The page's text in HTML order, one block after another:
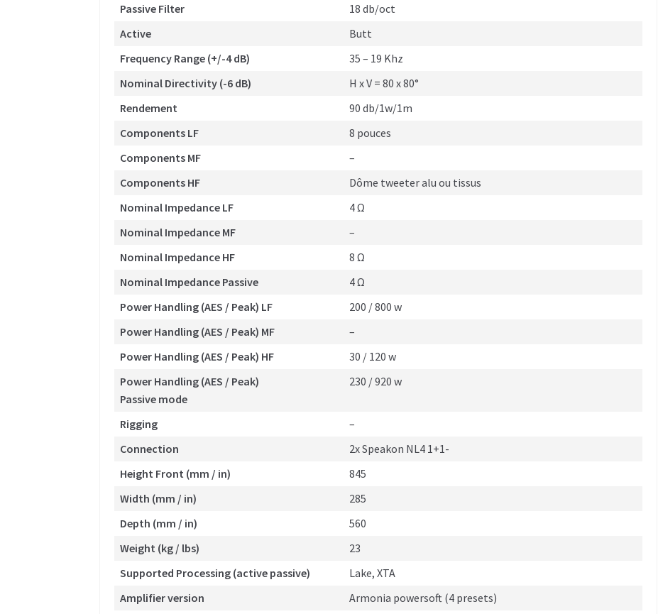
Passive Filter
18 db/oct
Active
Butt
Frequency Range (+/-4 dB)
35 – 19 Khz
Nominal Directivity (-6 dB)
H x V = 80 x 80°
Rendement
90 db/1w/1m
Components LF
8 pouces
Components MF
–
Components HF
Dôme tweeter alu ou tissus
Nominal Impedance LF
4 Ω
Nominal Impedance MF
–
Nominal Impedance HF
8 Ω
Nominal Impedance Passive
4 Ω
Power Handling (AES / Peak) LF
200 / 800 w
Power Handling (AES / Peak) MF
–
Power Handling (AES / Peak) HF
30 / 120 w
Power Handling (AES / Peak)
Passive mode
230 / 920 w
Rigging
–
Connection
2x Speakon NL4 1+1-
Height Front (mm / in)
845
Width (mm / in)
285
Depth (mm / in)
560
Weight (kg / lbs)
23
Supported Processing (active passive)
Lake, XTA
Amplifier version
Armonia powersoft (4 presets)